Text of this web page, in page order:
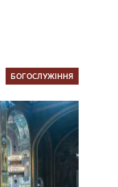
БОГОСЛУЖІННЯ